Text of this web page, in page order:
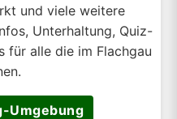
und viele weitere
Unterhaltung, Quiz-
für alle die im Flachgau
Umgebung